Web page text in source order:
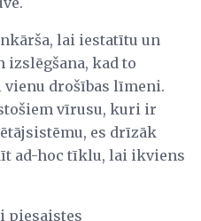
lai iestatītu un
izslēgšana, kad to
vienu drošības līmeni.
vīrusu, kuri ir
es drīzāk
ad-hoc tīklu, lai ikviens
piesaistes